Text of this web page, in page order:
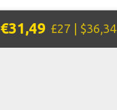
€31,49 £27 | $36,34